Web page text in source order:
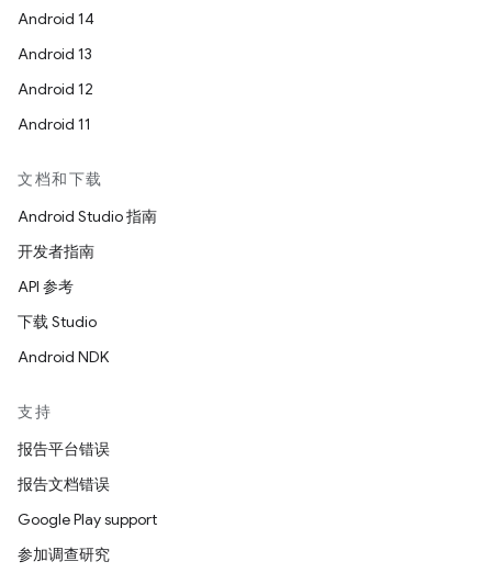
Android 14
Android 13
Android 12
Android 11
文档和下载
Android Studio 指南
开发者指南
API 参考
下载 Studio
Android NDK
支持
报告平台错误
报告文档错误
Google Play support
参加调查研究